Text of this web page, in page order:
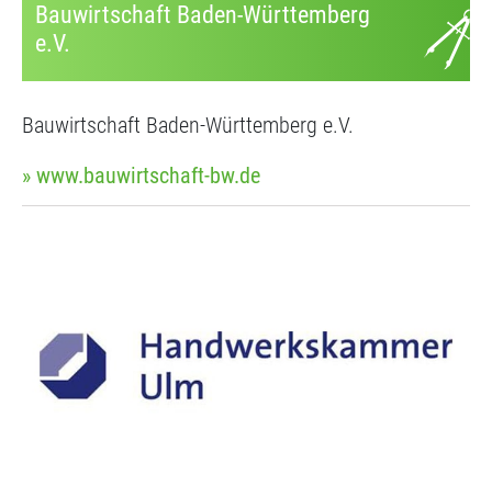
Bauwirtschaft Baden-Württemberg
e.V.
Bauwirtschaft Baden-Württemberg e.V.
» www.bauwirtschaft-bw.de